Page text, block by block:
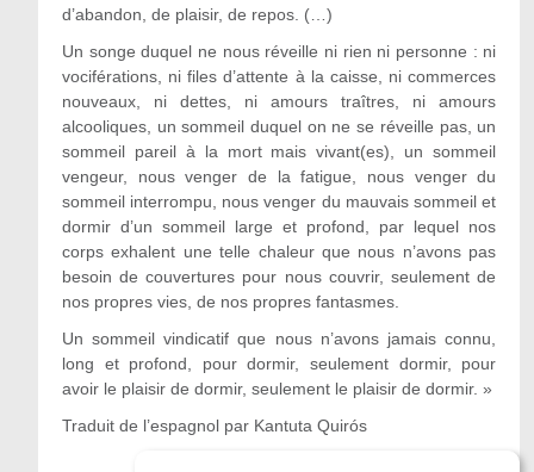
d’abandon, de plaisir, de repos. (…)
Un songe duquel ne nous réveille ni rien ni personne : ni
vociférations, ni files d’attente à la caisse, ni commerces
nouveaux, ni dettes, ni amours traîtres, ni amours
alcooliques, un sommeil duquel on ne se réveille pas, un
sommeil pareil à la mort mais vivant(es), un sommeil
vengeur, nous venger de la fatigue, nous venger du
sommeil interrompu, nous venger du mauvais sommeil et
dormir d’un sommeil large et profond, par lequel nos
corps exhalent une telle chaleur que nous n’avons pas
besoin de couvertures pour nous couvrir, seulement de
nos propres vies, de nos propres fantasmes.
Un sommeil vindicatif que nous n’avons jamais connu,
long et profond, pour dormir, seulement dormir, pour
avoir le plaisir de dormir, seulement le plaisir de dormir. »
Traduit de l’espagnol par Kantuta Quirós